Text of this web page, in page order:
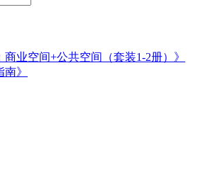
商业空间+公共空间（套装1-2册）》
》